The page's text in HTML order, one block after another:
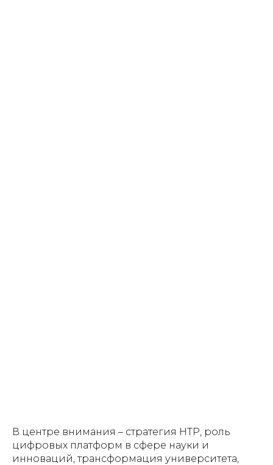
В центре внимания – стратегия НТР, роль
цифровых платформ в сфере науки и
инноваций, трансформация университета,